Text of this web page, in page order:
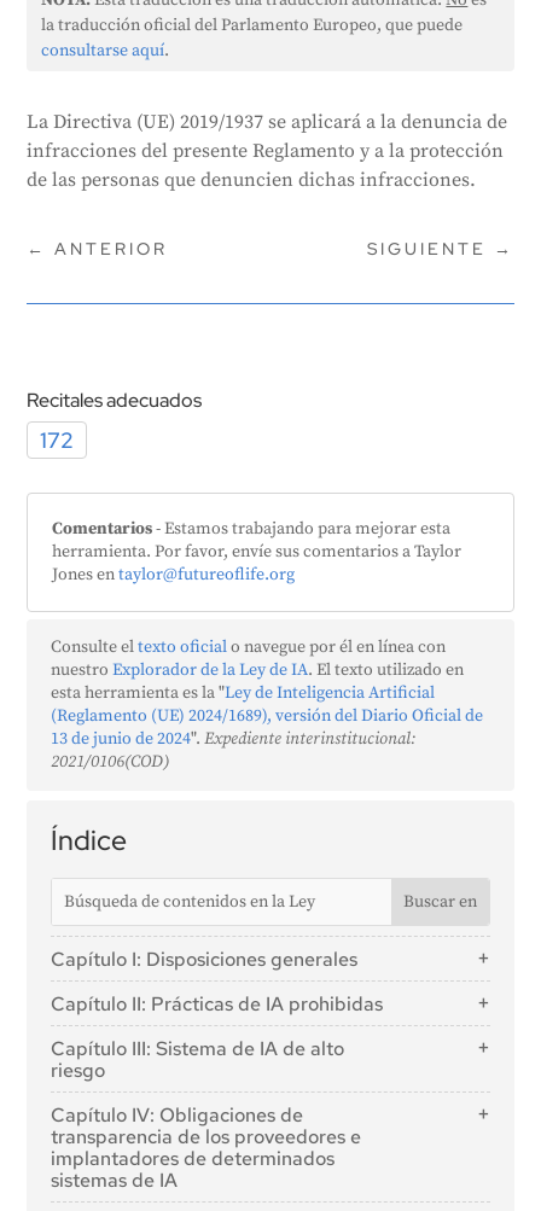
Índice
Capítulo I: Disposiciones generales
Artículo 1: Objeto
Artículo 2: Ámbito de aplicación
Artículo 3: Definiciones
Artículo 4: Alfabetización en IA
Capítulo II: Prácticas de IA prohibidas
Artículo 5: Prácticas de IA prohibidas
Capítulo III: Sistema de IA de alto
riesgo
Sección 1: Clasificación de los sistemas de IA como
de alto riesgo
Artículo 6: Normas de clasificación de los sistemas
de IA de alto riesgo
Capítulo IV: Obligaciones de
transparencia de los proveedores e
implantadores de determinados
sistemas de IA
infracción de la Ley de AI y la protección de quienes
denuncian estas infracciones. Hace referencia a una
infringe las normas de la Ley de IA, puedes
denunciarlo. Y si lo denuncias, estarás protegido por
la legislación de la UE.
la traducción oficial del Parlamento Europeo, que puede
consultarse aquí.
La Directiva (UE) 2019/1937 se aplicará a la denuncia de
infracciones del presente Reglamento y a la protección
de las personas que denuncien dichas infracciones.
←ANTERIOR SIGUIENTE →
Recitales adecuados
172
Comentarios- Estamos trabajando para mejorar esta
herramienta. Por favor, envíe sus comentarios a Taylor
Jones entaylor@futureoflife.org
Consulte eltexto oficialo navegue por él en línea con
nuestroExplorador de la Ley de IA. El texto utilizado en
esta herramienta es la "Ley de Inteligencia Artificial
(Reglamento (UE) 2024/1689), versión del Diario Oficial de
13 de junio de 2024".Expediente interinstitucional:
2021/0106(COD)